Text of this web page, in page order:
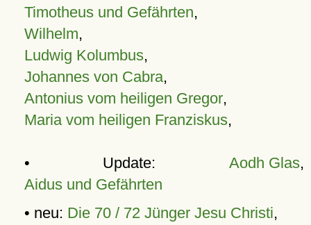
Timotheus und Gefährten,
Wilhelm,
Ludwig Kolumbus,
Johannes von Cabra,
Antonius vom heiligen Gregor,
Maria vom heiligen Franziskus,
• Update: Aodh Glas,
Aidus und Gefährten
• neu: Die 70 / 72 Jünger Jesu Christi,